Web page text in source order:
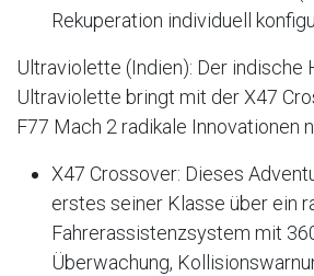
Rekuperation individuell
Ultraviolette (Indien): Der indische
Ultraviolette bringt mit der X47
F77 Mach 2 radikale Innovationen
X47 Crossover: Dieses
erstes seiner Klasse über ein
Fahrerassistenzsystem mit
Überwachung,